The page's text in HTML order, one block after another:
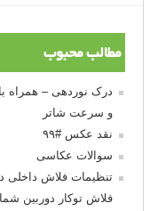
مطالب محبوب
و سرعت شاتر
نقد عکس #۹۹
سوالات عکاسی
تنظیمات فلاش داخلی
فلاش توکار دوربین شما